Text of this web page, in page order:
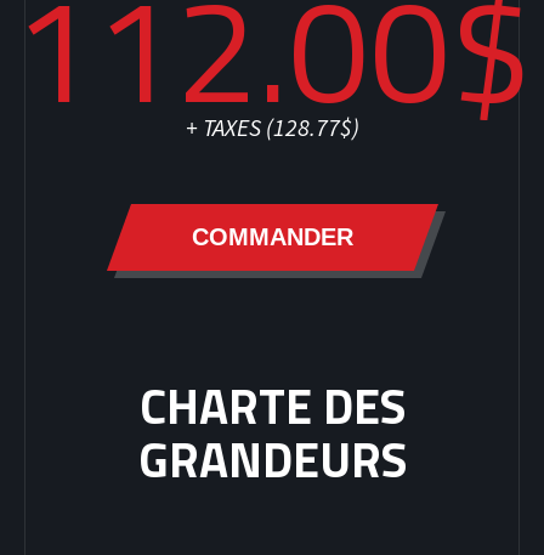
112.00$
+ TAXES (128.77$)
COMMANDER
CHARTE DES
GRANDEURS